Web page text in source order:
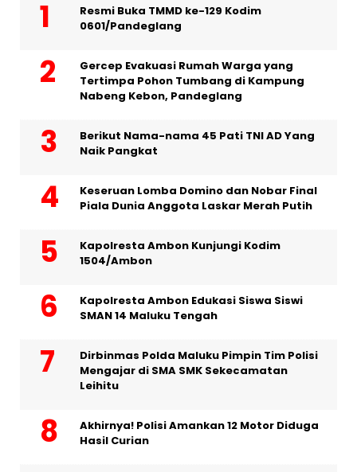
Resmi Buka TMMD ke-129 Kodim
0601/Pandeglang
Gercep Evakuasi Rumah Warga yang
Tertimpa Pohon Tumbang di Kampung
Nabeng Kebon, Pandeglang
Berikut Nama-nama 45 Pati TNI AD Yang
Naik Pangkat
Keseruan Lomba Domino dan Nobar Final
Piala Dunia Anggota Laskar Merah Putih
Kapolresta Ambon Kunjungi Kodim
1504/Ambon
Kapolresta Ambon Edukasi Siswa Siswi
SMAN 14 Maluku Tengah
Dirbinmas Polda Maluku Pimpin Tim Polisi
Mengajar di SMA SMK Sekecamatan
Leihitu
Akhirnya! Polisi Amankan 12 Motor Diduga
Hasil Curian